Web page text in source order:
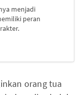
menjadi
peran
orang tua